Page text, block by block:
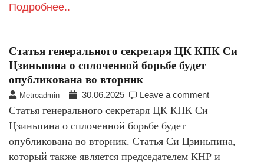
Подробнее..
Статья генерального секретаря ЦК КПК Си
Цзиньпина о сплоченной борьбе будет
опубликована во вторник
Metroadmin 30.06.2025 Leave a comment
Статья генерального секретаря ЦК КПК Си
Цзиньпина о сплоченной борьбе будет
опубликована во вторник. Статья Си Цзиньпина,
который также является председателем КНР и